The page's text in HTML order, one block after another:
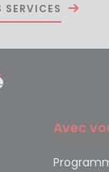
SERVICES
Avec